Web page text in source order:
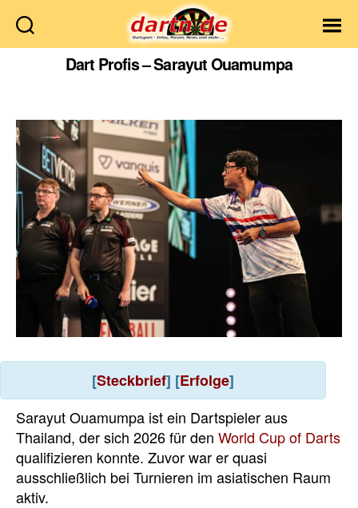
Dartn.de
Dart Profis – Sarayut Ouamumpa
[Steckbrief] [Erfolge]
Sarayut Ouamumpa ist ein Dartspieler aus
Thailand, der sich 2026 für den World Cup of Darts
qualifizieren konnte. Zuvor war er quasi
ausschließlich bei Turnieren im asiatischen Raum
aktiv.